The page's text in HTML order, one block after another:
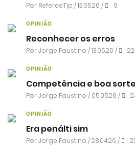
Por RefereeTip / 13.05.26 / 9
OPINIÃO
Reconhecer os erros
PorJorge Faustino / 13.05.26 /
OPINIÃO
Competência e boa sorte
PorJorge Faustino / 05.05.26 /
OPINIÃO
Era penálti sim
PorJorge Faustino / 28.04.26 /